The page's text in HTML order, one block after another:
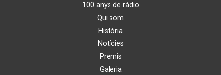
100 anys de ràdio
Qui som
Història
Notícies
Premis
Galeria